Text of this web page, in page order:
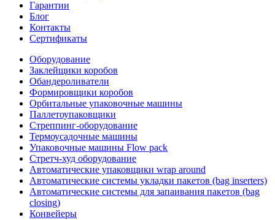
Гарантии
Блог
Контакты
Сертификаты
Оборудование
Заклейщики коробов
Обандероливатели
Формировщики коробов
Орбитальные упаковочные машины
Паллетоупаковщики
Стреппинг-оборудование
Термоусадочные машины
Упаковочные машины Flow pack
Стретч-худ оборудование
Автоматические упаковщики wrap around
Автоматические системы укладки пакетов (bag inserters)
Автоматические системы для запаивания пакетов (bag
closing)
Конвейеры